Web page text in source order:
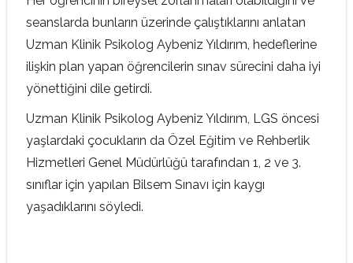
seanslarda bunların üzerinde çalıştıklarını anlatan
Uzman Klinik Psikolog Aybeniz Yıldırım, hedeflerine
ilişkin plan yapan öğrencilerin sınav sürecini daha iyi
yönettiğini dile getirdi.
Uzman Klinik Psikolog Aybeniz Yıldırım, LGS öncesi
yaşlardaki çocukların da Özel Eğitim ve Rehberlik
Hizmetleri Genel Müdürlüğü tarafından 1, 2 ve 3.
sınıflar için yapılan Bilsem Sınavı için kaygı
yaşadıklarını söyledi.